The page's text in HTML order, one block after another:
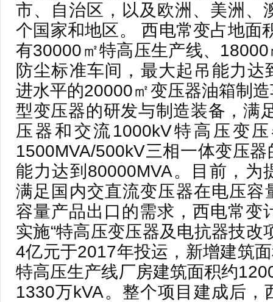
市、自治区，以及欧洲、美洲、
个国家和地区。 西电常变占地面
有30000㎡特高压生产线、
防尘标准车间，最大起吊能力达
进水平的20000㎡变压器油箱制
型变压器的研发与制造装备，满
压器和交流1000kV特高压变
1500MVA/500kV三相一体变压
能力达到80000MVA。目前，为
满足国内交直流变压器在电压容
容量产品出口的需求，西电常变
实施“特高压变压器及电抗器技改
4亿元于2017年投运，新增建筑
特高压生产线厂房建筑面积约
1330万kVA。整个项目建成后，